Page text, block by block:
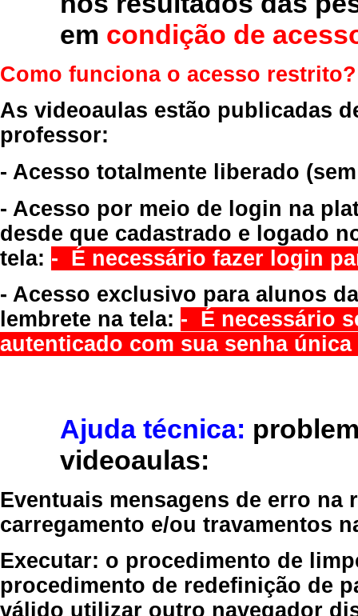
em condição de
Como funciona o acesso restrito?
As videoaulas estão publicadas
professor:
- Acesso totalmente liberado
- Acesso por meio de login na
desde que cadastrado e logado
tela: - É necessário fazer login
- Acesso exclusivo para alunos
lembrete na tela: - É necessário
autenticado com sua senha
Ajuda técnica:
videoaulas:
Eventuais mensagens de erro
carregamento e/ou travamentos
Executar: o procedimento de
procedimento de redefinição de
válido utilizar outro navegador